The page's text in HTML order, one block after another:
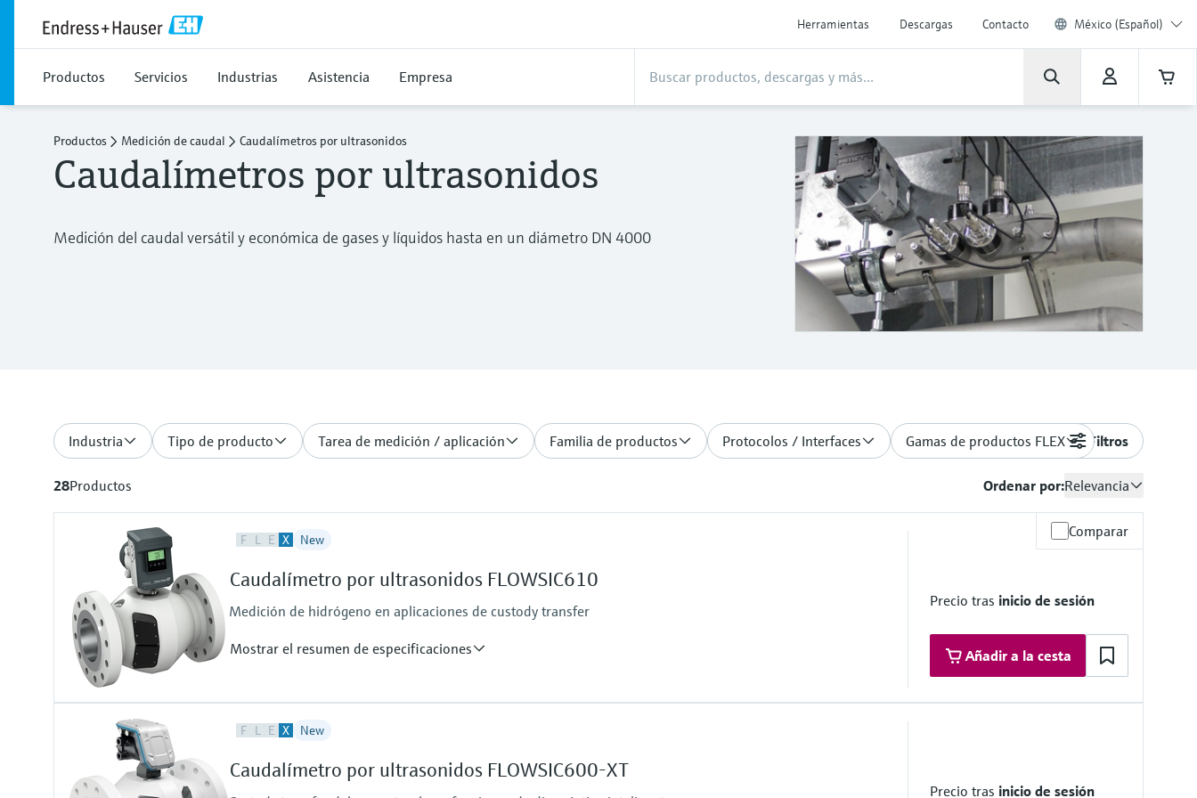
Herramientas Descargas Contacto México (Español)
Productos Servicios Industrias Asistencia Empresa
Productos Medición de caudal Caudalímetros por ultrasonidos
Caudalímetros por ultrasonidos
Medición del caudal versátil y económica de gases y líquidos hasta en un diámetro DN 4000
Industria Tipo de producto Tarea de medición / aplicación Familia de productos Protocolos / Interfaces Gamas de productos FLEX Filtros
28Productos Ordenar por:Relevancia
F L E X New Comparar
Caudalímetro por ultrasonidos FLOWSIC610
Medición de hidrógeno en aplicaciones de custody transfer
Mostrar el resumen de especificaciones
Precio tras inicio de sesión
Añadir a la cesta
Measured variables
Measuring Medium
Hydrogen with purity >95%
F L E X New
Caudalímetro por ultrasonidos FLOWSIC600-XT
Precio tras inicio de sesión